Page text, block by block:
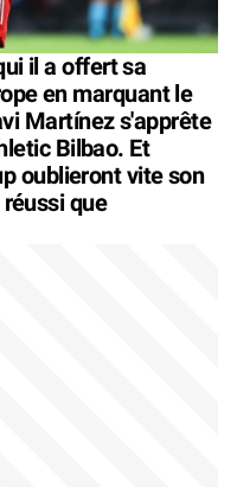
il a offert sa
en marquant le
Martínez s'apprête
Bilbao. Et
oublieront vite son
que